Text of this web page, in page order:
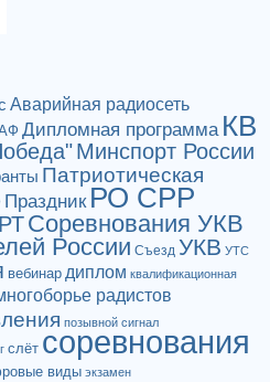
Аварийная радиосеть
Дипломная программа КВ
Минспорт России
Патриотическая
Праздник РО СРР
Соревнования УКВ
России Съезд УКВ УТС
вебинар диплом квалификационная
радистов
позывной сигнал
слёт соревнования
виды экзамен